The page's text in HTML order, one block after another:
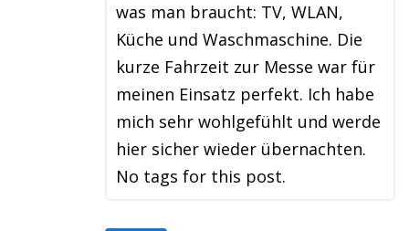
was man braucht: TV, WLAN,
Küche und Waschmaschine. Die
kurze Fahrzeit zur Messe war für
meinen Einsatz perfekt. Ich habe
mich sehr wohlgefühlt und werde
hier sicher wieder übernachten.
No tags for this post.